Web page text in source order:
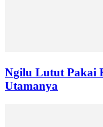
Ngilu Lutut Pakai
Utamanya